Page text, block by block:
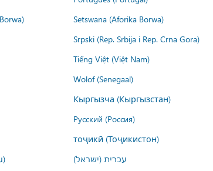
Setswana (Aforika Borwa)
Srpski (Rep. Srbija i Rep. Crna Gora)
Tiếng Việt (Việt Nam)
Wolof (Senegaal)
Кыргызча (Кыргызстан)
Русский (Россия)
тоҷикӣ (Тоҷикистон)
עברית (ישראל)